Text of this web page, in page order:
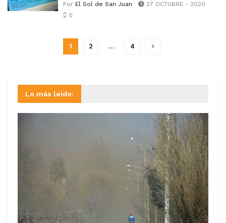
Por El Sol de San Juan
27 OCTUBRE - 2020
0
1 2 … 4
Lo más leído: